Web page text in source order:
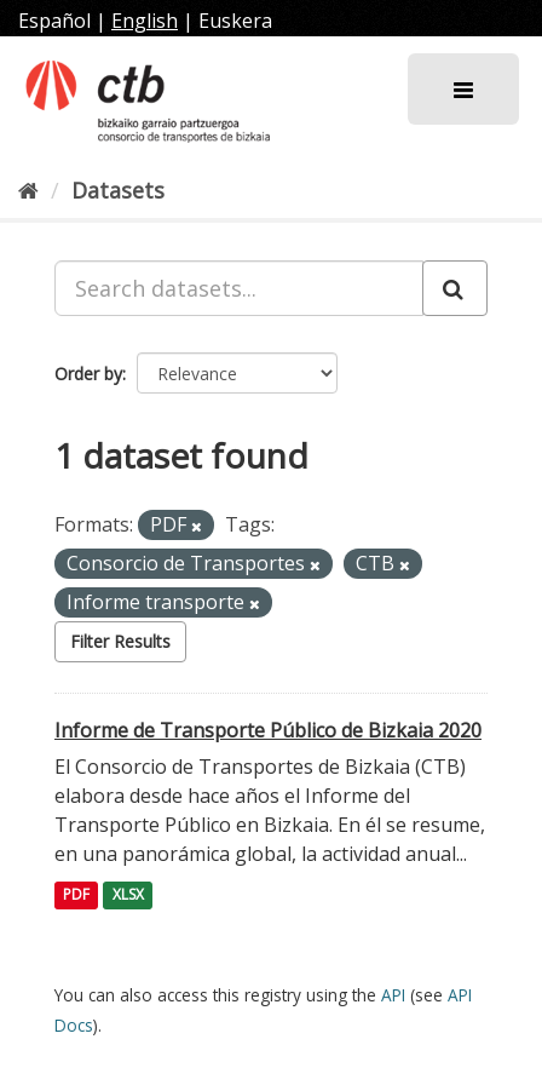
Skip
to
content
Español | English | Euskera
Datasets
Order by
1 dataset found
Formats: PDF
Tags:
Consorcio de Transportes
CTB
Informe transporte
Filter Results
Informe de Transporte Público de Bizkaia 2020
El Consorcio de Transportes de Bizkaia (CTB)
elabora desde hace años el Informe del
Transporte Público en Bizkaia. En él se resume,
en una panorámica global, la actividad anual...
PDF XLSX
You can also access this registry using the API (see API
Docs).